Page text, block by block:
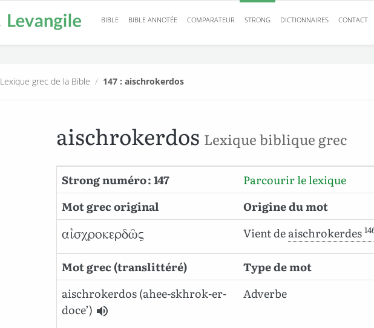
BIBLE BIBLE ANNOTÉE COMPARATEUR STRONG DICTIONNAIRES CONTACT
Lexique grec de la Bible / 147 : aischrokerdos
aischrokerdos Lexique biblique grec
Strong numéro : 147
Parcourir le lexique
Mot grec original
Origine du mot
αἰσχροκερδῶς Vient deaischrokerdes
Mot grec (translittéré)
Type de mot
aischrokerdos (ahee-skhrok-er-
doce’)
Adverbe